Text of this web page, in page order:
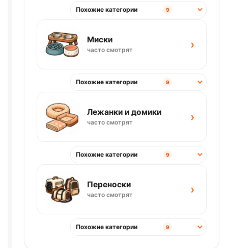
Похожие категории 9
Миски
часто смотрят ›
Похожие категории 9
Лежанки и домики
часто смотрят ›
Похожие категории 9
Переноски
часто смотрят ›
Похожие категории 9